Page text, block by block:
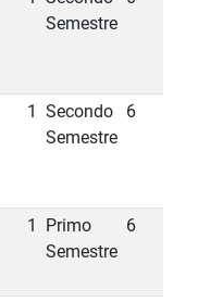
Semestre
1
Secondo
Semestre
6
1
Primo
Semestre
6